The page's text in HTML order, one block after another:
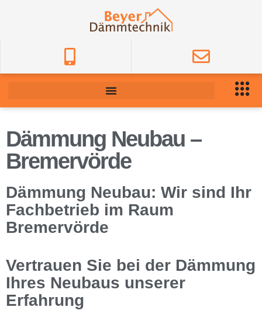
Dämmung Neubau –
Bremervörde
Dämmung Neubau: Wir sind Ihr
Fachbetrieb im Raum
Bremervörde
Vertrauen Sie bei der Dämmung
Ihres Neubaus unserer
Erfahrung